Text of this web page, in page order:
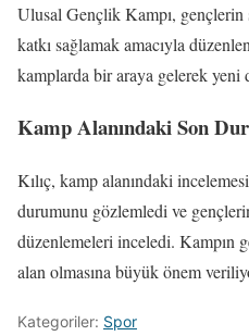
Ulusal Gençlik Kampı,
katkı sağlamak amacıyla
kamplarda bir araya gelerek
Kamp Alanındaki Son
Kılıç, kamp alanındaki
durumunu gözlemledi ve
düzenlemeleri inceledi. Kampın
alan olmasına büyük önem
Kategoriler: Spor